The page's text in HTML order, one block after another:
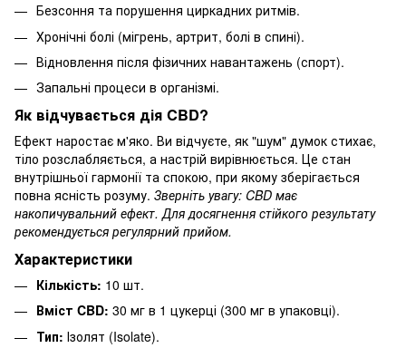
Безсоння та порушення циркадних ритмів.
Хронічні болі (мігрень, артрит, болі в спині).
Відновлення після фізичних навантажень (спорт).
Запальні процеси в організмі.
Як відчувається дія CBD?
Ефект наростає м'яко. Ви відчуєте, як "шум" думок стихає,
тіло розслабляється, а настрій вирівнюється. Це стан
внутрішньої гармонії та спокою, при якому зберігається
повна ясність розуму. Зверніть увагу: CBD має
накопичувальний ефект. Для досягнення стійкого результату
рекомендується регулярний прийом.
Характеристики
Кількість: 10 шт.
Вміст CBD: 30 мг в 1 цукерці (300 мг в упаковці).
Тип: Ізолят (Isolate).